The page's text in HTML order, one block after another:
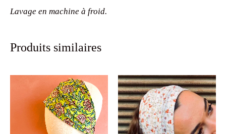
Lavage en machine à froid.
Produits similaires